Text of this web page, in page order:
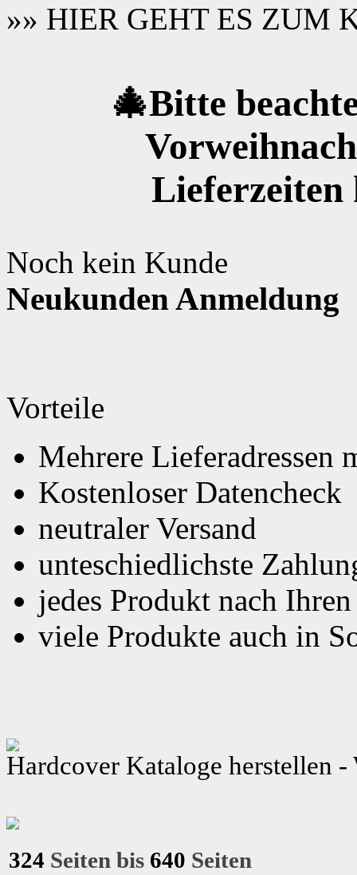
»» HIER GEHT ES ZUM
🎄Bitte
Lieferzeiten
Noch kein Kunde
Neukunden Anmeldung
Vorteile
Mehrere Lieferadressen
Kostenloser Datencheck
neutraler Versand
unteschiedlichste
jedes Produkt nach
viele Produkte auch in
Hardcover Kataloge herstellen
324 Seiten bis 640 Seiten